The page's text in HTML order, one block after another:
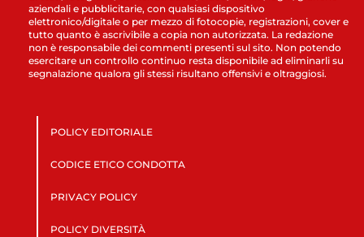
aziendali e pubblicitarie, con qualsiasi dispositivo
elettronico/digitale o per mezzo di fotocopie, registrazioni, cover e
tutto quanto è ascrivibile a copia non autorizzata. La redazione
non è responsabile dei commenti presenti sul sito. Non potendo
esercitare un controllo continuo resta disponibile ad eliminarli su
segnalazione qualora gli stessi risultano offensivi e oltraggiosi.
POLICY EDITORIALE
CODICE ETICO CONDOTTA
PRIVACY POLICY
POLICY DIVERSITÀ